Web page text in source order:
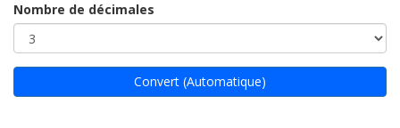
Nombre de décimales
Convert (Automatique)